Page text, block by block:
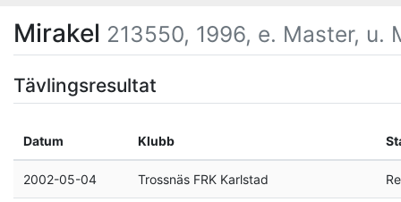
Mirakel 213550, 1996, e. Master, u.
Tävlingsresultat
Datum Klubb
2002-05-04 Trossnäs FRK Karlstad